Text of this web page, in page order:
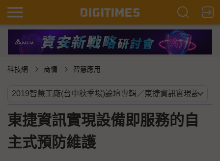
科技網 商情 智慧應用
東捷資訊實現設備即服務的自
主式預防維護